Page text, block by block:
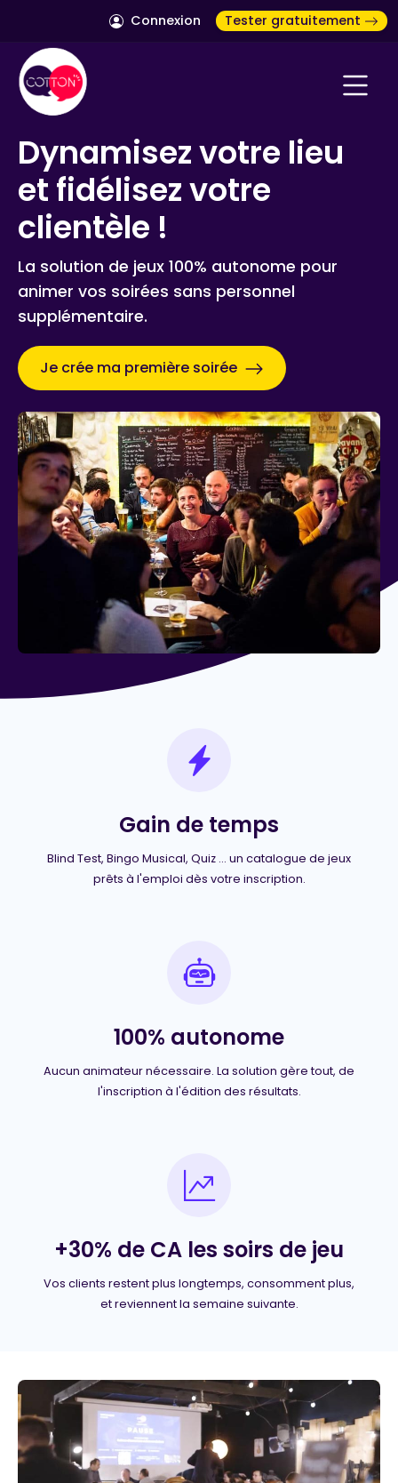
Connexion Tester gratuitement
Dynamisez votre lieu
et fidélisez votre
clientèle !
La solution de jeux 100% autonome pour
animer vos soirées sans personnel
supplémentaire.
Je crée ma première soirée
Gain de temps
Blind Test, Bingo Musical, Quiz ... un catalogue de jeux
prêts à l'emploi dès votre inscription.
100% autonome
Aucun animateur nécessaire. La solution gère tout, de
l'inscription à l'édition des résultats.
+30% de CA les soirs de jeu
Vos clients restent plus longtemps, consomment plus,
et reviennent la semaine suivante.